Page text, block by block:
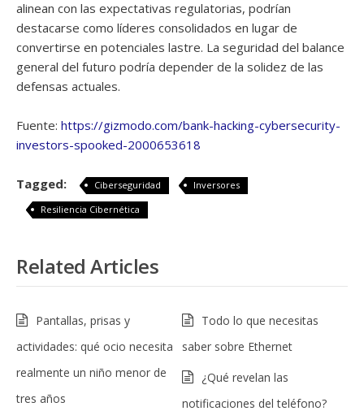
alinean con las expectativas regulatorias, podrían
destacarse como líderes consolidados en lugar de
convertirse en potenciales lastre. La seguridad del balance
general del futuro podría depender de la solidez de las
defensas actuales.
Fuente: https://gizmodo.com/bank-hacking-cybersecurity-
investors-spooked-2000653618
Tagged: Ciberseguridad
Inversores
Resiliencia Cibernética
Related Articles
Pantallas, prisas y
actividades: qué ocio necesita
realmente un niño menor de
tres años
Todo lo que necesitas
saber sobre Ethernet
¿Qué revelan las
notificaciones del teléfono?